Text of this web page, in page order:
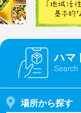
ハマ
Search
場所から探す